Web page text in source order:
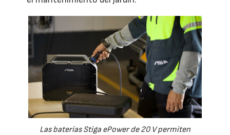
Las baterías Stiga ePower de 20 V permiten